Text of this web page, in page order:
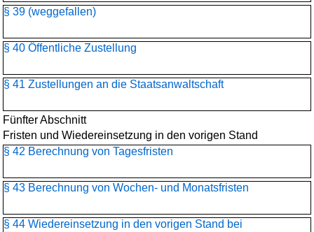
§ 39 (weggefallen)
§ 40 Öffentliche Zustellung
§ 41 Zustellungen an die Staatsanwaltschaft
Fünfter Abschnitt
Fristen und Wiedereinsetzung in den vorigen Stand
§ 42 Berechnung von Tagesfristen
§ 43 Berechnung von Wochen- und Monatsfristen
§ 44 Wiedereinsetzung in den vorigen Stand bei